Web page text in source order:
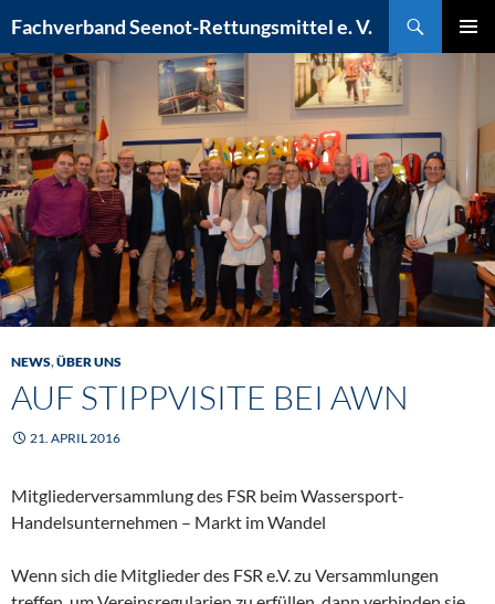
Inhalt
springen
Fachverband Seenot-Rettungsmittel e. V.
NEWS,ÜBER UNS
AUF STIPPVISITE BEI AWN
21. APRIL 2016
Mitgliederversammlung des FSR beim Wassersport-
Handelsunternehmen – Markt im Wandel
Wenn sich die Mitglieder des FSR e.V. zu Versammlungen